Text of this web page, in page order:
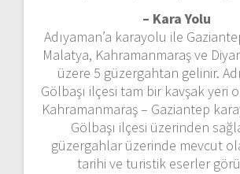
– Kara Yolu
Adıyaman’a karayolu ile
Malatya, Kahramanmaraş ve
üzere 5 güzergahtan gelinir.
Gölbaşı ilçesi tam bir kavşak yeri
Kahramanmaraş – Gaziantep
Gölbaşı ilçesi üzerinden
güzergahlar üzerinde mevcut
tarihi ve turistik eserler